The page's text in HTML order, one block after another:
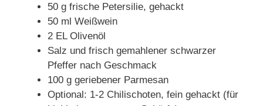
50 g frische Petersilie, gehackt
50 ml Weißwein
2 EL Olivenöl
Salz und frisch gemahlener schwarzer
Pfeffer nach Geschmack
100 g geriebener Parmesan
Optional: 1-2 Chilischoten, fein gehackt (für